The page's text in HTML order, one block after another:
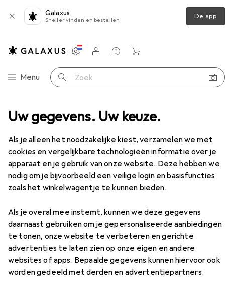
Uw gegevens. Uw keuze.
Als je alleen het noodzakelijke kiest, verzamelen we met
cookies en vergelijkbare technologieën informatie over je
apparaat en je gebruik van onze website. Deze hebben we
nodig om je bijvoorbeeld een veilige login en basisfuncties
zoals het winkelwagentje te kunnen bieden.
Als je overal mee instemt, kunnen we deze gegevens
daarnaast gebruiken om je gepersonaliseerde aanbiedingen
te tonen, onze website te verbeteren en gerichte
advertenties te laten zien op onze eigen en andere
websites of apps. Bepaalde gegevens kunnen hiervoor ook
worden gedeeld met derden en advertentiepartners.
Galaxus
Sneller vinden en bestellen De app
Categorie navigatie
Menu Zoek op
Instellingen
Klantenaccount
Produktvergelijking
Verlanglijstje
Winkelmandje
Bluetooth luidspreker Streetz CM769
EUR
17,90
Streetz CM769
4 h
Accessoires voor Streetz CM769
Vind passende accessoires voor de Streetz CM769 uit de
categorieën USB-kabel en Audiokabel.
Populair USB-Kabel Audiokabel